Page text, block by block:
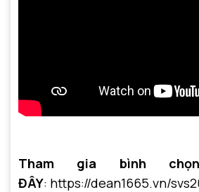
Tham gia bình
ĐÂY: https://dean1665.vn/